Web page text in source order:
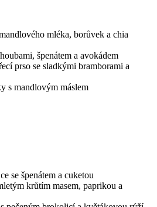
mléka, borůvek a chia
špenátem a avokádem
prso se sladkými bramborami a
s mandlovým máslem
se špenátem a cuketou
krůtím masem, paprikou a